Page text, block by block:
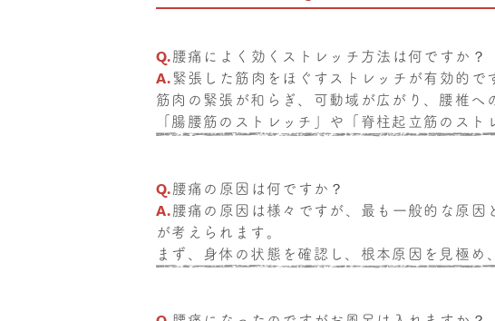
Q.腰痛によく効くストレッチ方法は何ですか？
A.緊張した筋肉をほぐすストレッチが有効的で
筋肉の緊張が和らぎ、可動域が広がり、腰椎へ
「腸腰筋のストレッチ」や「脊柱起立筋のスト
Q.腰痛の原因は何ですか？
A.腰痛の原因は様々ですが、最も一般的な原
が考えられます。
まず、身体の状態を確認し、根本原因を見極